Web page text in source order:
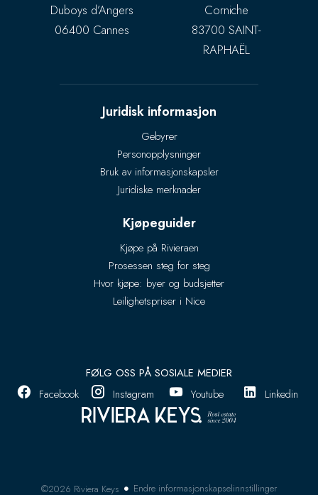
Duboys d’Angers
06400 Cannes
Corniche
83700 SAINT-
RAPHAËL
Juridisk informasjon
Gebyrer
Personopplysninger
Bruk av informasjonskapsler
Juridiske merknader
Kjøpeguider
Kjøpe på Rivieraen
Prosessen steg for steg
Hvor kjøpe: byer og budsjetter
Leilighetspriser i Nice
FØLG OSS PÅ SOSIALE MEDIER
Facebook
Instagram Youtube Linkedin
©2026 Riviera Keys Endre informasjonskapselinnstillinger